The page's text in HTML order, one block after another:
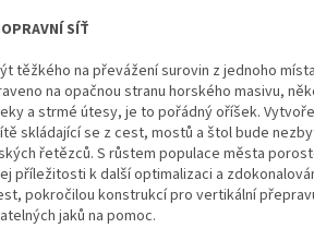
SÍŤ
těžkého na převážení surovin z jednoho
na opačnou stranu horského masivu,
a strmé útesy, je to pořádný oříšek.
skládající se z cest, mostů a štol bude
řetězců. S růstem populace města
příležitosti k další optimalizaci a
pokročilou konstrukcí pro vertikální
jaků na pomoc.